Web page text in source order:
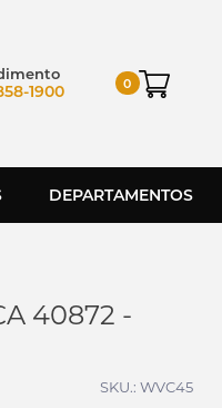
1900 0
DEPARTAMENTOS
40872 -
SKU.: WVC45